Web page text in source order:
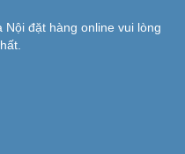
đặt hàng online vui lòng